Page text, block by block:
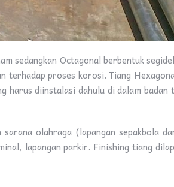
sedangkan Octagonal berbentuk
terhadap proses korosi. Tiang
diinstalasi dahulu di dalam badan
sarana olahraga (lapangan
lapangan parkir. Finishing tiang